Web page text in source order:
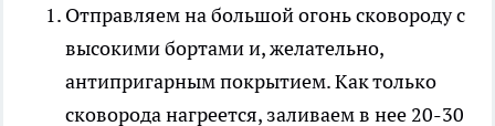
Отправляем на большой огонь сковороду с
высокими бортами и, желательно,
антипригарным покрытием. Как только
сковорода нагреется, заливаем в нее 20-30